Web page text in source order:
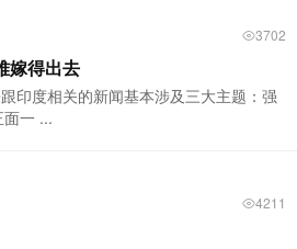
3702
嫁得出去
印度相关的新闻基本涉及三大主题：强
一 ...
4211